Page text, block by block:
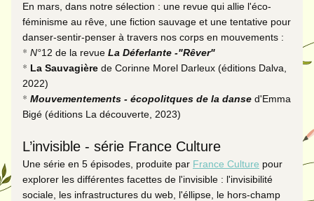
En mars, dans notre sélection : une revue qui allie l'éco-
féminisme au rêve, une fiction sauvage et une tentative pour
danser-sentir-penser à travers nos corps en mouvements :
* N°12 de la revue La Déferlante -"Rêver"
* La Sauvagière de Corinne Morel Darleux (éditions Dalva,
2022)
* Mouvementements - écopolitques de la danse d'Emma
Bigé (éditions La découverte, 2023)
L’invisible - série France Culture
Une série en 5 épisodes, produite par France Culture pour
explorer les différentes facettes de l'invisible : l'invisibilité
sociale, les infrastructures du web, l'éllipse, le hors-champ